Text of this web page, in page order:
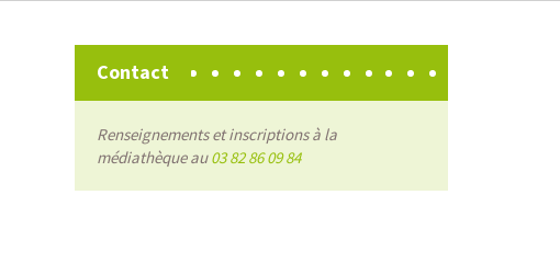
Contact
Renseignements et inscriptions à la
médiathèque au 03 82 86 09 84